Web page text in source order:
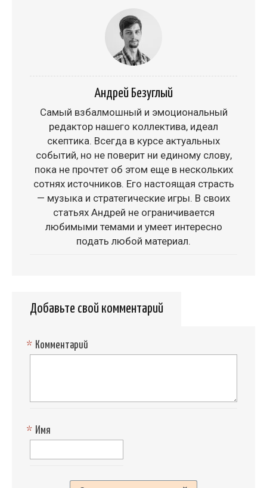
Андрей Безуглый
Самый взбалмошный и эмоциональный
редактор нашего коллектива, идеал
скептика. Всегда в курсе актуальных
событий, но не поверит ни единому слову,
пока не прочтет об этом еще в нескольких
сотнях источников. Его настоящая страсть
— музыка и стратегические игры. В своих
статьях Андрей не ограничивается
любимыми темами и умеет интересно
подать любой материал.
Добавьте свой комментарий
Комментарий
*
Имя
*